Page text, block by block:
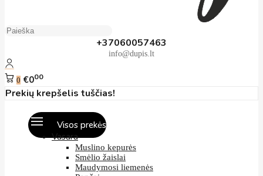
+37060057463
info@dupis.lt
0 €000
Prekių krepšelis tuščias!
Visos prekės
Vasara
Muslino kepurės
Smėlio žaislai
Maudymosi liemenės